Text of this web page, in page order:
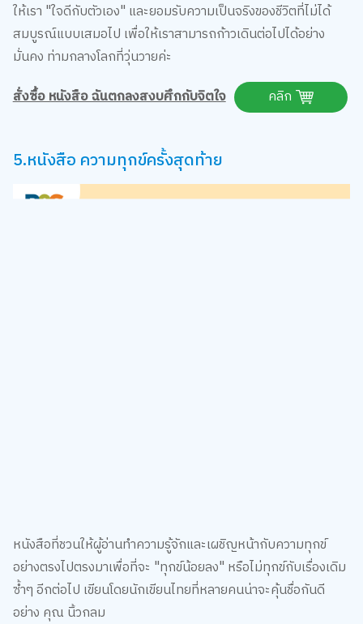
ให้เรา "ใจดีกับตัวเอง" และยอมรับความเป็นจริงของชีวิตที่ไม่ได้
สมบูรณ์แบบเสมอไป เพื่อให้เราสามารถก้าวเดินต่อไปได้อย่าง
มั่นคง ท่ามกลางโลกที่วุ่นวายค่ะ
สั่งซื้อ หนังสือ ฉันตกลงสงบศึกกับจิตใจ
คลิก
5.หนังสือ ความทุกข์ครั้งสุดท้าย
หนังสือที่ชวนให้ผู้อ่านทำความรู้จักและเผชิญหน้ากับความทุกข์
อย่างตรงไปตรงมาเพื่อที่จะ "ทุกข์น้อยลง" หรือไม่ทุกข์กับเรื่องเดิม
ซ้ำๆ อีกต่อไป เขียนโดยนักเขียนไทยที่หลายคนน่าจะคุ้นชื่อกันดี
อย่าง คุณ นิ้วกลม